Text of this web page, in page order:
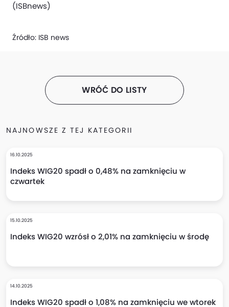
(ISBnews)
Źródło: ISB news
WRÓĆ DO LISTY
NAJNOWSZE Z TEJ KATEGORII
16.10.2025
Indeks WIG20 spadł o 0,48% na zamknięciu w
czwartek
15.10.2025
Indeks WIG20 wzrósł o 2,01% na zamknięciu w środę
14.10.2025
Indeks WIG20 spadł o 1,08% na zamknięciu we wtorek